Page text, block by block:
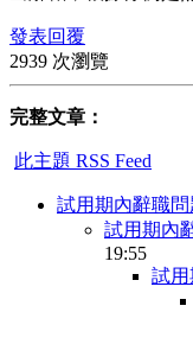
發表回覆
2939 次瀏覽
完整文章：
此主題 RSS Feed
試用期內辭職問
試用期內
19:55
試用